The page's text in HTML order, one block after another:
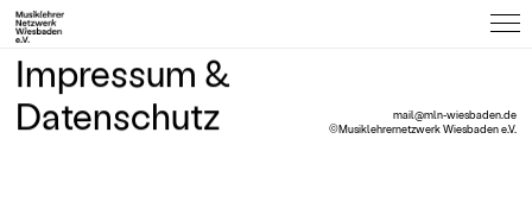
Impressum &
Datenschutz
mail@mln-wiesbaden.de
©Musiklehrernetzwerk Wiesbaden e.V.